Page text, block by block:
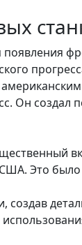
Он
Это